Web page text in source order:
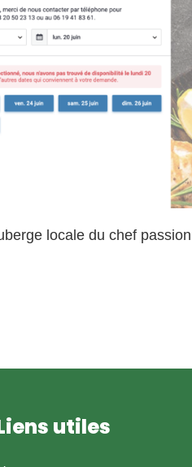
locale du chef
utiles